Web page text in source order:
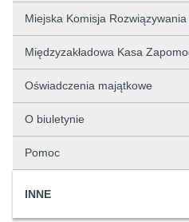
Miejska Komisja
Międzyzakładowa Kasa
Oświadczenia majątkowe
O biuletynie
Pomoc
INNE